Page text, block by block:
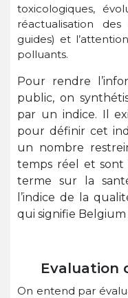
toxicologiques,
réactualisation
guides) et
polluants.
Pour rendre
public, on
par un indice. Il
pour définir cet
un nombre
temps réel et sont
terme sur la
l’indice de la
qui signifie
Evaluation
On entend par